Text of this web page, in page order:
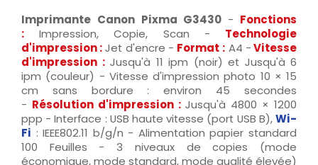
Imprimante Canon Pixma G3430 - Fonctions
:
Impression, Copie, Scan -
Technologie
d'impression :Jet d'encre - Format : A4 -Vitesse
d'impression :Jusqu'à 11 ipm (noir) et Jusqu'à 6
ipm (couleur) - Vitesse d'impression photo 10 × 15
cm sans bordure : environ 45 secondes
- Résolution d'impression :Jusqu'à 4800 × 1200
ppp - Interface : USB haute vitesse (port USB B),Wi-
Fi : IEEE802.11 b/g/n - Alimentation papier standard
100 Feuilles - 3 niveaux de copies (mode
économique, mode standard, mode qualité élevée)